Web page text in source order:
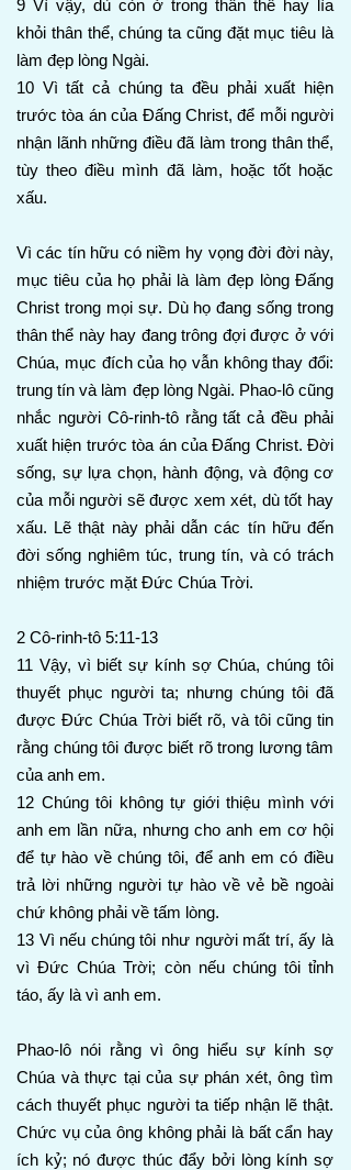
9 Vì vậy, dù còn ở trong thân thể hay lìa
khỏi thân thể, chúng ta cũng đặt mục tiêu là
làm đẹp lòng Ngài.
10 Vì tất cả chúng ta đều phải xuất hiện
trước tòa án của Đấng Christ, để mỗi người
nhận lãnh những điều đã làm trong thân thể,
tùy theo điều mình đã làm, hoặc tốt hoặc
xấu.
Vì các tín hữu có niềm hy vọng đời đời này,
mục tiêu của họ phải là làm đẹp lòng Đấng
Christ trong mọi sự. Dù họ đang sống trong
thân thể này hay đang trông đợi được ở với
Chúa, mục đích của họ vẫn không thay đổi:
trung tín và làm đẹp lòng Ngài. Phao-lô cũng
nhắc người Cô-rinh-tô rằng tất cả đều phải
xuất hiện trước tòa án của Đấng Christ. Đời
sống, sự lựa chọn, hành động, và động cơ
của mỗi người sẽ được xem xét, dù tốt hay
xấu. Lẽ thật này phải dẫn các tín hữu đến
đời sống nghiêm túc, trung tín, và có trách
nhiệm trước mặt Đức Chúa Trời.
2 Cô-rinh-tô 5:11-13
11 Vậy, vì biết sự kính sợ Chúa, chúng tôi
thuyết phục người ta; nhưng chúng tôi đã
được Đức Chúa Trời biết rõ, và tôi cũng tin
rằng chúng tôi được biết rõ trong lương tâm
của anh em.
12 Chúng tôi không tự giới thiệu mình với
anh em lần nữa, nhưng cho anh em cơ hội
để tự hào về chúng tôi, để anh em có điều
trả lời những người tự hào về vẻ bề ngoài
chứ không phải về tấm lòng.
13 Vì nếu chúng tôi như người mất trí, ấy là
vì Đức Chúa Trời; còn nếu chúng tôi tỉnh
táo, ấy là vì anh em.
Phao-lô nói rằng vì ông hiểu sự kính sợ
Chúa và thực tại của sự phán xét, ông tìm
cách thuyết phục người ta tiếp nhận lẽ thật.
Chức vụ của ông không phải là bất cẩn hay
ích kỷ; nó được thúc đẩy bởi lòng kính sợ